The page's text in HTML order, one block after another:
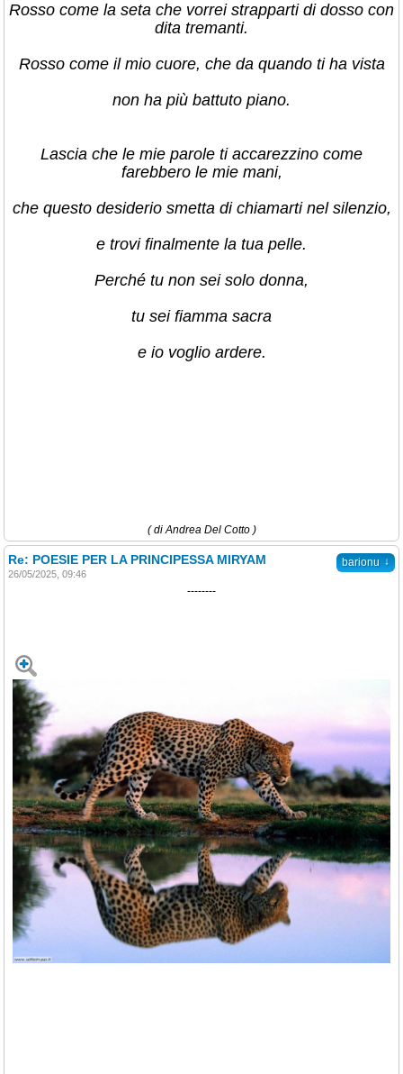
Rosso come la seta che vorrei strapparti di dosso con
dita tremanti.
Rosso come il mio cuore, che da quando ti ha vista
non ha più battuto piano.
Lascia che le mie parole ti accarezzino come
farebbero le mie mani,
che questo desiderio smetta di chiamarti nel silenzio,
e trovi finalmente la tua pelle.
Perché tu non sei solo donna,
tu sei fiamma sacra
e io voglio ardere.
( di Andrea Del Cotto )
barionu ↓
Re: POESIE PER LA PRINCIPESSA MIRYAM
26/05/2025, 09:46
--------